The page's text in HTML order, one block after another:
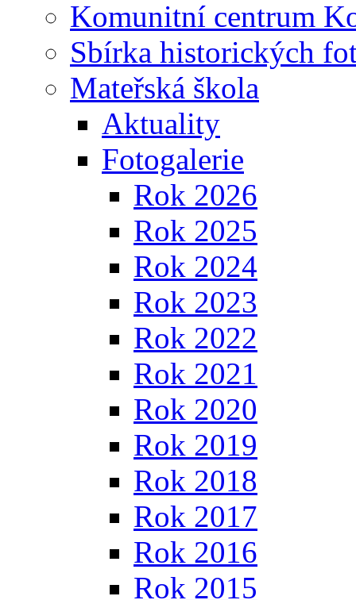
Komunitní centrum
Sbírka historických
Mateřská škola
Aktuality
Fotogalerie
Rok 2026
Rok 2025
Rok 2024
Rok 2023
Rok 2022
Rok 2021
Rok 2020
Rok 2019
Rok 2018
Rok 2017
Rok 2016
Rok 2015